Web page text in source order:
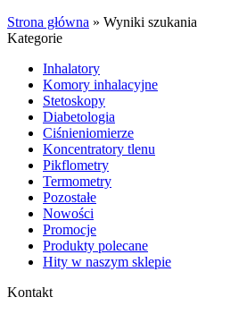
Strona główna » Wyniki szukania
Kategorie
Inhalatory
Komory inhalacyjne
Stetoskopy
Diabetologia
Ciśnieniomierze
Koncentratory tlenu
Pikflometry
Termometry
Pozostałe
Nowości
Promocje
Produkty polecane
Hity w naszym sklepie
Kontakt